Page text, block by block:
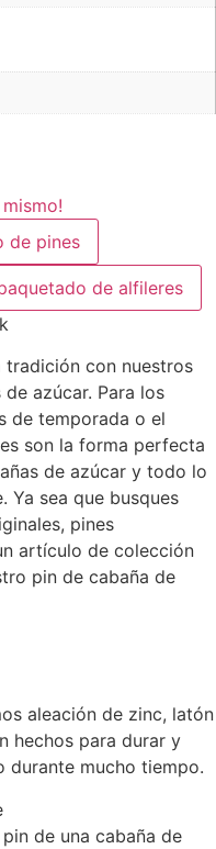
de pines
de alfileres
con nuestros
azúcar. Para los
de temporada o el
son la forma perfecta
de azúcar y todo lo
Ya sea que busques
pines
artículo de colección
pin de cabaña de
aleación de zinc, latón
hechos para durar y
durante mucho tiempo.
de una cabaña de